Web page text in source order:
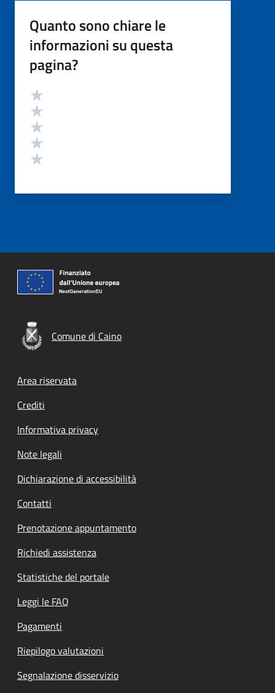
Quanto sono chiare le
informazioni su questa
pagina?
Valutazione
Comune di Caino
Footer menu
Area riservata
Crediti
Informativa privacy
Note legali
Dichiarazione di accessibilità
Contatti
Prenotazione appuntamento
Richiedi assistenza
Statistiche del portale
Leggi le FAQ
Pagamenti
Riepilogo valutazioni
Segnalazione disservizio